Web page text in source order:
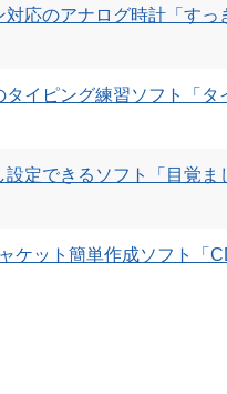
応のアナログ時計「すっ
タイピング練習ソフト「
定できるソフト「目覚ま
ケット簡単作成ソフト「